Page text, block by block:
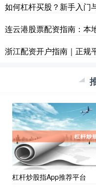
如何杠杆买股？新手入门
连云港股票配资指南：本
浙江配资开户指南｜正规
杠杆炒股指App推荐平台